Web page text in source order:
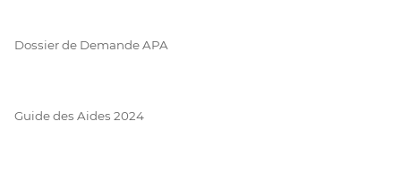
Dossier de Demande APA
Guide des Aides 2024